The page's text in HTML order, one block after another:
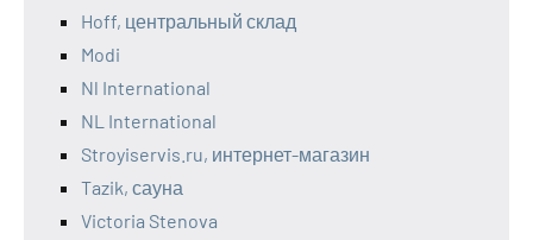
Hoff, центральный склад
Modi
Nl International
NL International
Stroyiservis.ru, интернет-магазин
Tazik, сауна
Victoria Stenova